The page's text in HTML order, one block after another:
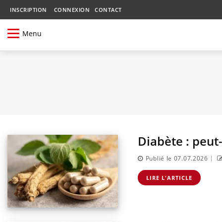
INSCRIPTION CONNEXION CONTACT
Menu
Diabète :
Publié le 07.07.2026 |
LIRE L'ARTICLE